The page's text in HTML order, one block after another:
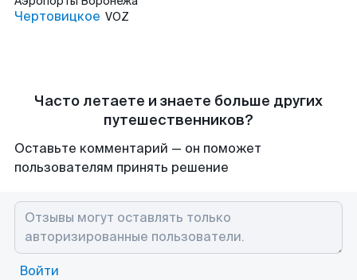
Чертовицкое VOZ
Часто летаете и знаете больше других
путешественников?
Оставьте комментарий — он поможет
пользователям принять решение
Войти